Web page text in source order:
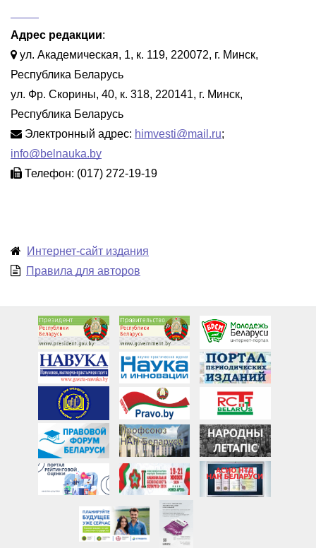
Адрес редакции:
ул. Академическая, 1, к. 119, 220072, г. Минск,
Республика Беларусь
ул. Фр. Скорины, 40, к. 318, 220141, г. Минск,
Республика Беларусь
Электронный адрес: himvesti@mail.ru;
info@belnauka.by
Телефон: (017) 272-19-19
Интернет-сайт издания
Правила для авторов